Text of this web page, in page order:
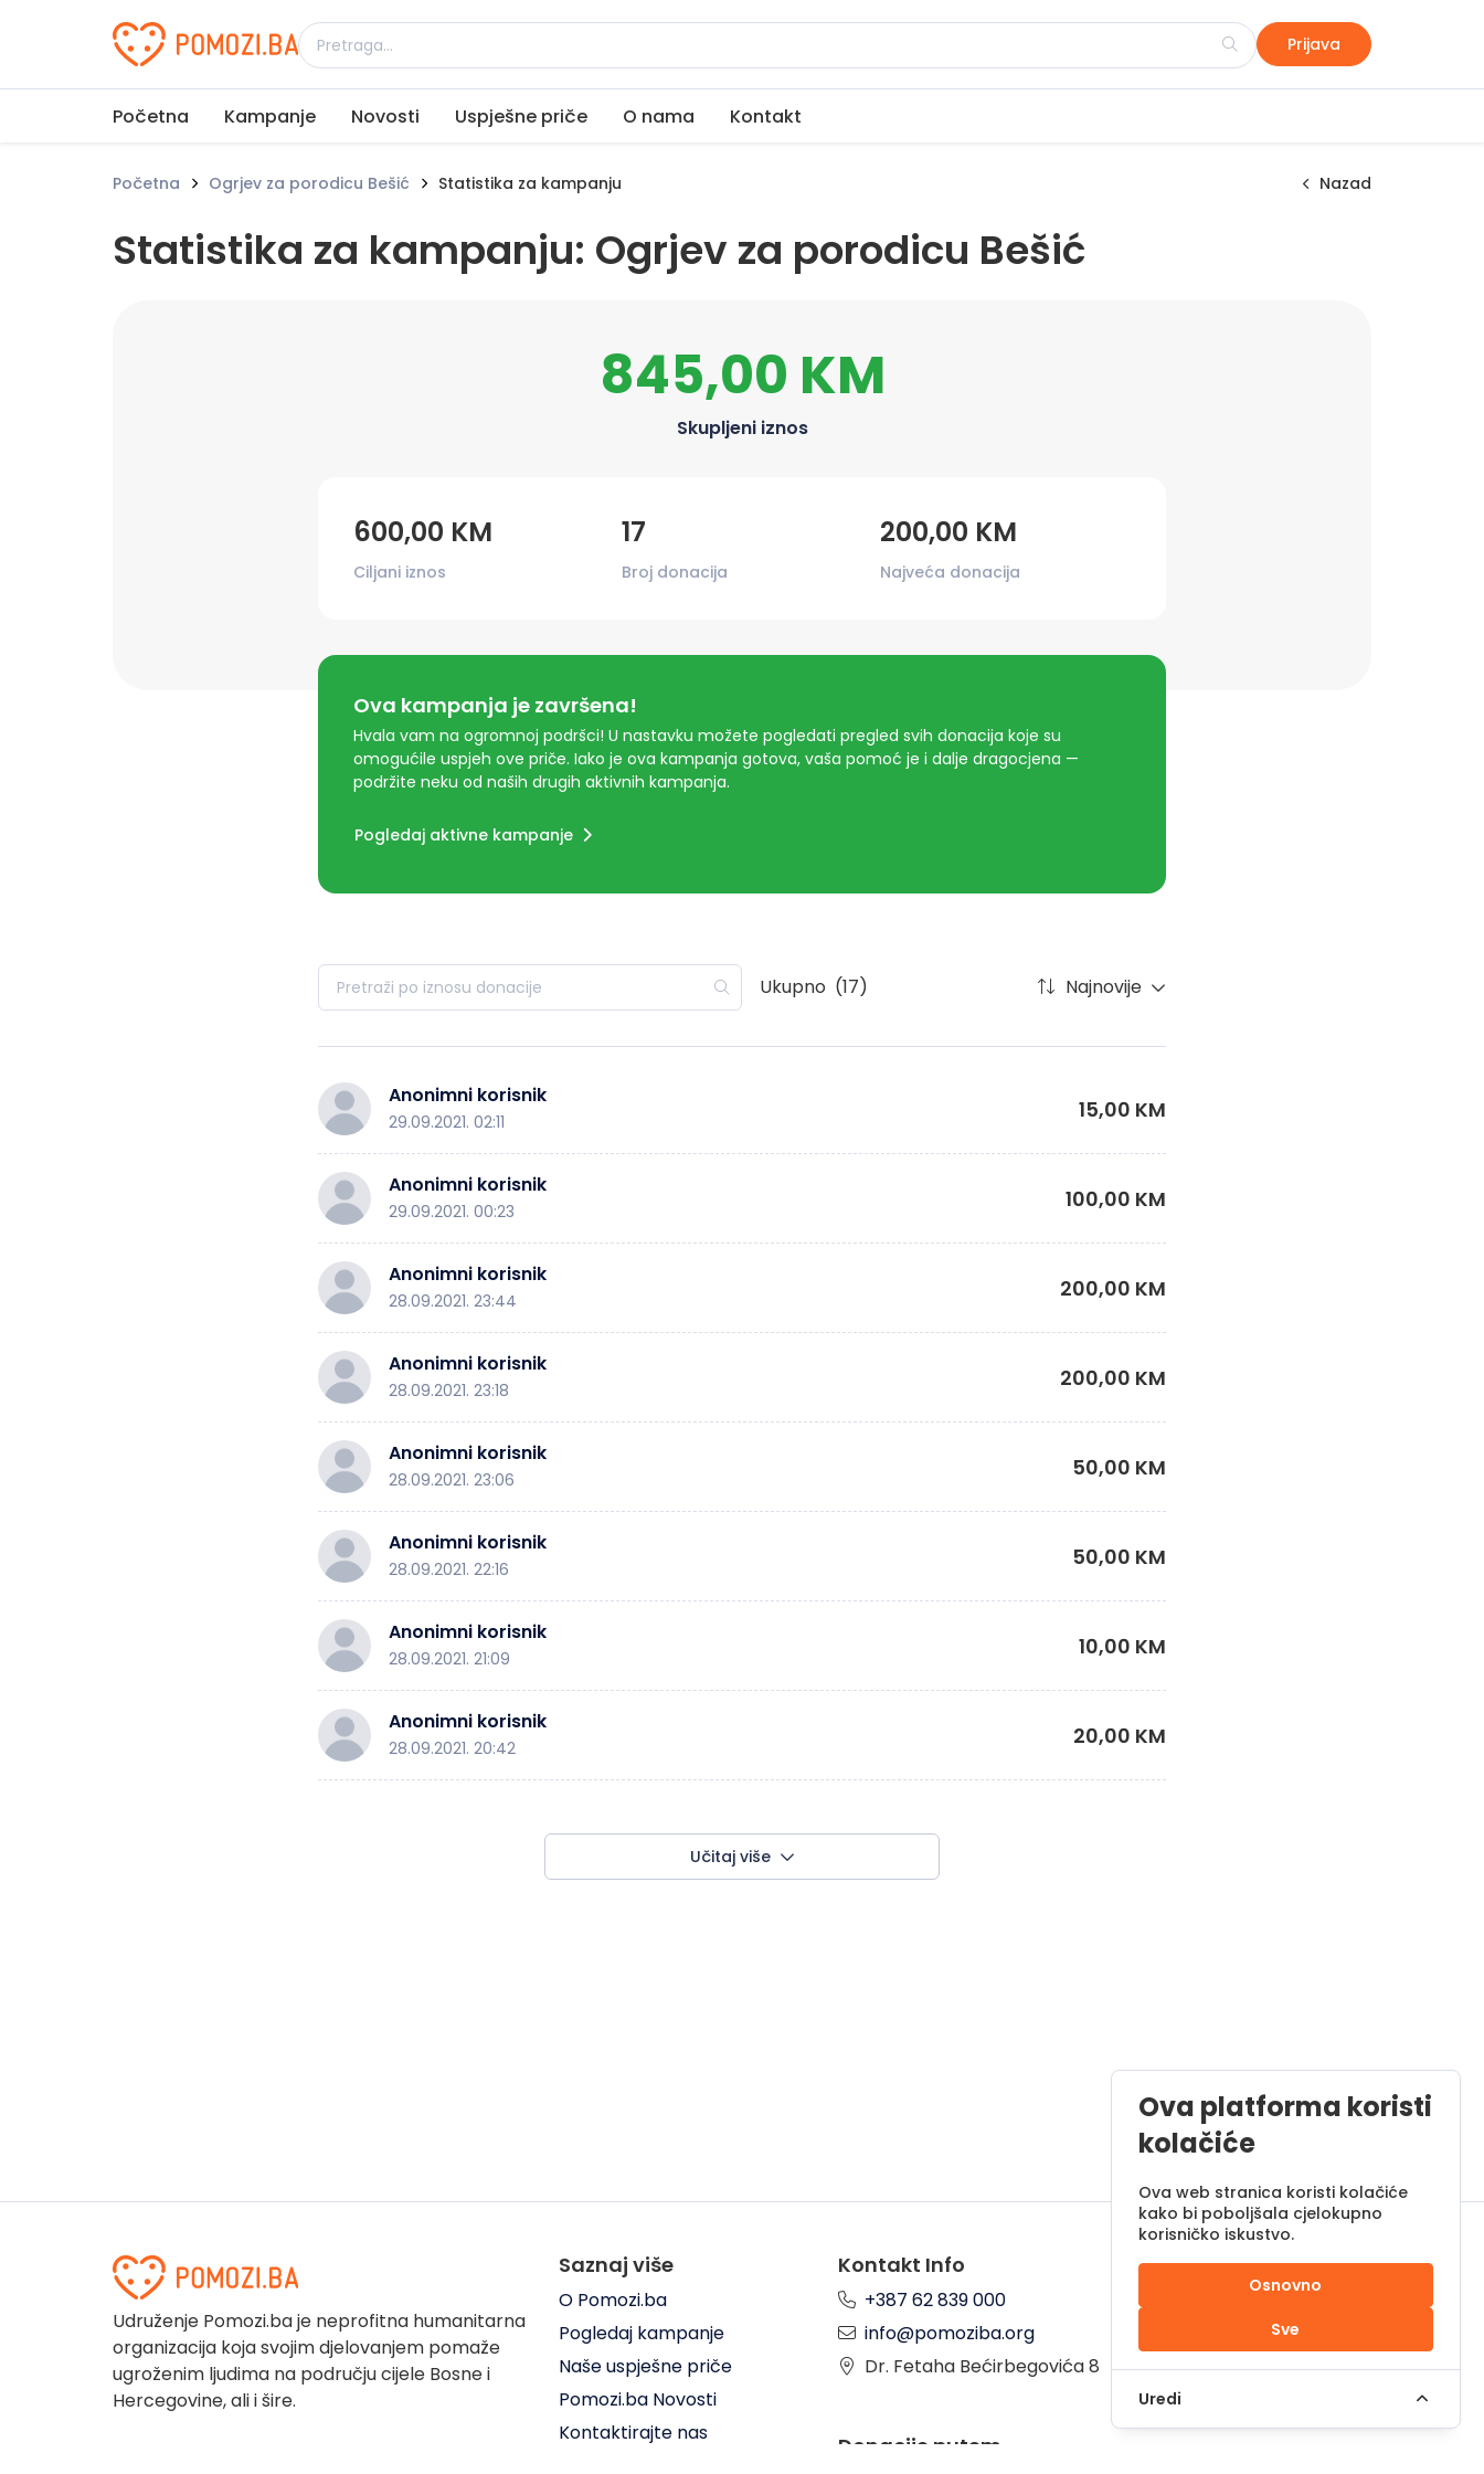
Udruženje Pomozi.ba Prijava
Početna Kampanje Novosti Uspješne priče O nama Kontakt
Početna Ogrjev za porodicu Bešić Statistika za kampanju Nazad
Statistika za kampanju: Ogrjev za porodicu Bešić
845,00 KM
Skupljeni iznos
600,00 KM
Ciljani iznos
17
Broj donacija
200,00 KM
Najveća donacija
Ova kampanja je završena!
Hvala vam na ogromnoj podršci! U nastavku možete pogledati pregled svih donacija koje su
omogućile uspjeh ove priče. Iako je ova kampanja gotova, vaša pomoć je i dalje dragocjena —
podržite neku od naših drugih aktivnih kampanja.
Pogledaj aktivne kampanje
Ukupno (17) Najnovije
Anonimni korisnik
29.09.2021. 02:11 15,00 KM
Anonimni korisnik
29.09.2021. 00:23 100,00 KM
Anonimni korisnik
28.09.2021. 23:44 200,00 KM
Anonimni korisnik
28.09.2021. 23:18 200,00 KM
Anonimni korisnik
28.09.2021. 23:06 50,00 KM
Anonimni korisnik
28.09.2021. 22:16 50,00 KM
Anonimni korisnik
28.09.2021. 21:09 10,00 KM
Anonimni korisnik
28.09.2021. 20:42 20,00 KM
Učitaj više
Udruženje Pomozi.ba je neprofitna humanitarna
organizacija koja svojim djelovanjem pomaže
ugroženim ljudima na području cijele Bosne i
Hercegovine, ali i šire.
Saznaj više
O Pomozi.ba
Pogledaj kampanje
Naše uspješne priče
Pomozi.ba Novosti
Kontaktirajte nas
Kontakt Info
+387 62 839 000
info@pomoziba.org
Dr. Fetaha Bećirbegovića 8
Radno vrijeme
Sub od 10 do 17h
Nedjelja - neradni dan
Donacije putem
Ova platforma koristi
kolačiće
Ova web stranica koristi kolačiće
kako bi poboljšala cjelokupno
korisničko iskustvo.
Osnovno
Sve
Uredi